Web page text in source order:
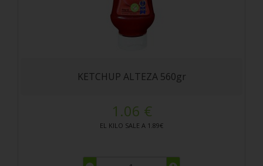
KETCHUP ALTEZA 560gr
1.06 €
EL KILO SALE A 1.89€